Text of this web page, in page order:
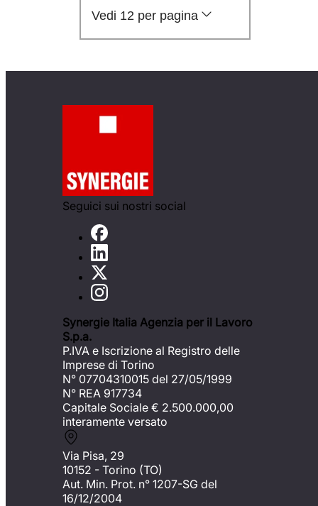
Vedi 12 per pagina
Seguici sui nostri social
Synergie Italia Agenzia per il Lavoro
S.p.a.
P.IVA e Iscrizione al Registro delle
Imprese di Torino
N° 07704310015 del 27/05/1999
N° REA 917734
Capitale Sociale € 2.500.000,00
interamente versato
Via Pisa, 29
10152 - Torino (TO)
Aut. Min. Prot. n° 1207-SG del
16/12/2004